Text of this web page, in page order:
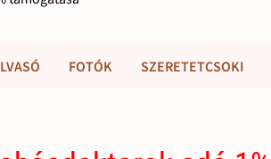
FOTÓK SZERETETCSOKI